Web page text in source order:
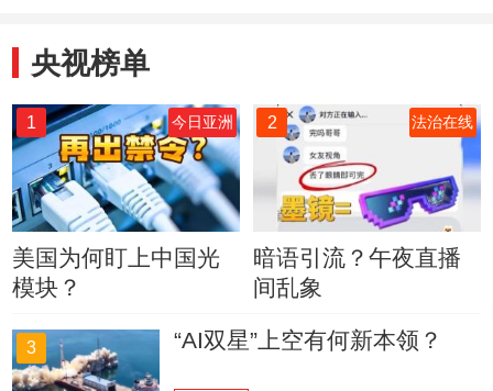
央视榜单
1 今日亚洲
美国为何盯上中国光
模块？
2 法治在线
暗语引流？午夜直播
间乱象
3 “AI双星”上空有何新本领？